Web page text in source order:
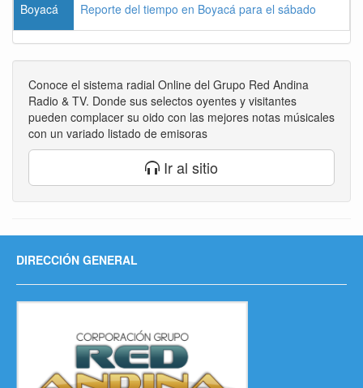
Boyacá Reporte del tiempo en Boyacá para el sábado
Conoce el sistema radial Online del Grupo Red Andina
Radio & TV. Donde sus selectos oyentes y visitantes
pueden complacer su oido con las mejores notas músicales
con un variado listado de emisoras
Ir al sitio
DIRECCIÓN GENERAL